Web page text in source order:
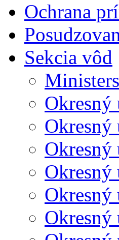
Ochrana
Sekcia vôd
Okresný
Okresný
Okresný
Okresný
Okresný
Okresný